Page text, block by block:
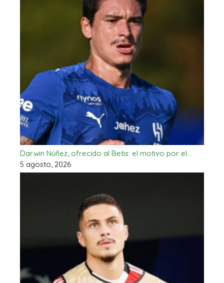
Darwin Núñez, ofrecido al Betis: el motivo por el…
5 agosto, 2026